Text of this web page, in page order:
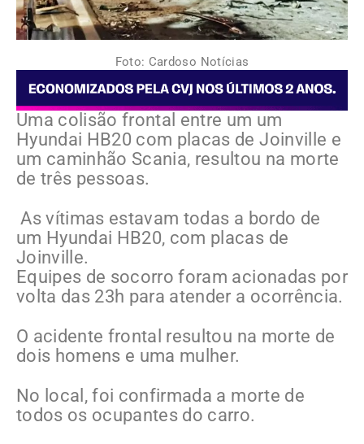
Foto: Cardoso Notícias
Uma colisão frontal entre um um
Hyundai HB20 com placas de Joinville e
um caminhão Scania, resultou na morte
de três pessoas.
As vítimas estavam todas a bordo de
um Hyundai HB20, com placas de
Joinville.
Equipes de socorro foram acionadas por
volta das 23h para atender a ocorrência.
O acidente frontal resultou na morte de
dois homens e uma mulher.
No local, foi confirmada a morte de
todos os ocupantes do carro.